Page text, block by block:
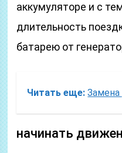
аккумуляторе и с
длительность
батарею от
Читать еще: Замена
начинать